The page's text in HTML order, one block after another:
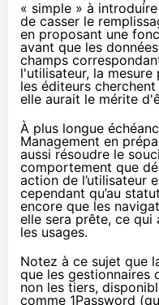
« simple » à
de casser le
en proposant une
avant que les
champs
l'utilisateur, la
les éditeurs
elle aurait le mérite
À plus longue
Management en
aussi résoudre le
comportement que
action de l’utilisateur
cependant qu’au
encore que les
elle sera prête, ce
les usages.
Notez à ce sujet que
que les gestionnaires
non les tiers,
comme 1Password